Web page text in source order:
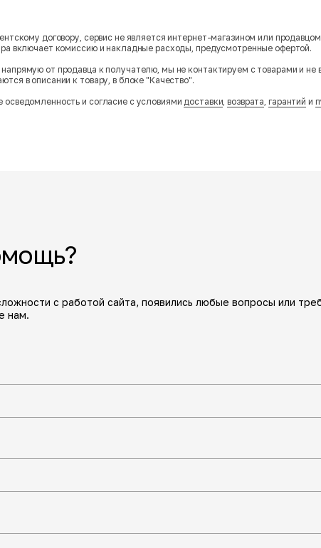
договору, сервис не является интернет-магазином или
включает комиссию и накладные расходы, предусмотренные офертой.
от продавца к получателю, мы не контактируем с товарами и
в описании к товару, в блоке "Качество".
и согласие с условиямидоставки,возврата, гарантий и
с работой сайта, появились любые вопросы или
нам.